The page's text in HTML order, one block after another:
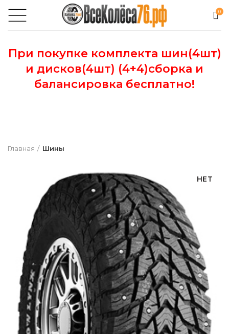
0
При покупке комплекта шин(4шт)
и дисков(4шт) (4+4)сборка и
балансировка бесплатно!
Главная Шины
НЕТ